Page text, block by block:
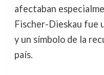
afectaban
Fischer-Dieskau fue
y un símbolo de la
país.